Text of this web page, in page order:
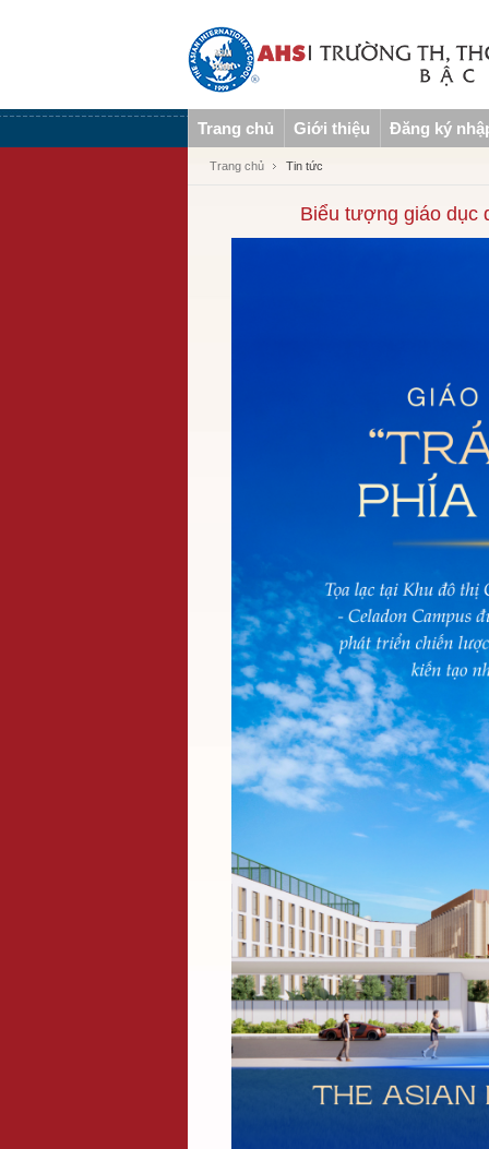
Trang chủ Giới thiệu Đăng ký
Trang chủ Tin tức
Biểu tượng giáo dục